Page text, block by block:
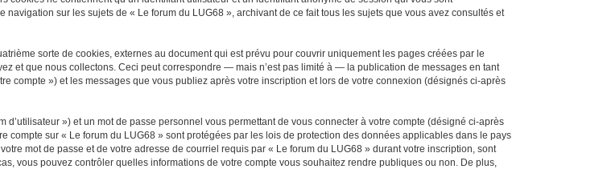
sur les sujets de « Le forum du LUG68 », archivant de ce fait tous les sujets que vous avez consultés et
sorte de cookies, externes au document qui est prévu pour couvrir uniquement les pages créées par le
et que nous collectons. Ceci peut correspondre — mais n’est pas limité à — la publication de messages en tant
compte ») et les messages que vous publiez après votre inscription et lors de votre connexion (désignés ci-après
») et un mot de passe personnel vous permettant de vous connecter à votre compte (désigné ci-après
sur « Le forum du LUG68 » sont protégées par les lois de protection des données applicables dans le pays
mot de passe et de votre adresse de courriel requis par « Le forum du LUG68 » durant votre inscription, sont
vous pouvez contrôler quelles informations de votre compte vous souhaitez rendre publiques ou non. De plus,